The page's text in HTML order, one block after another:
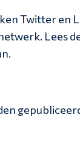
Twitter en
Lees